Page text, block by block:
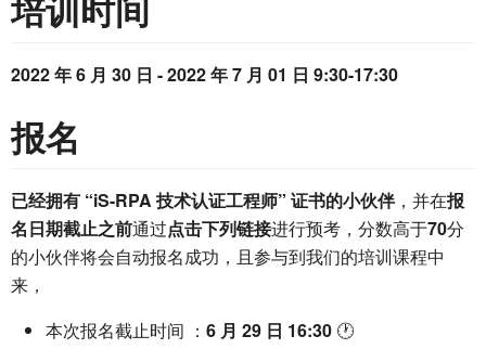
2022 年 6 月 30 日 - 2022 年 7 月 01 日 9:30-17:30
报名
已经拥有 “iS-RPA 技术认证工程师” 证书的小伙伴，并在报
名日期截止之前通过点击下列链接进行预考，分数高于70分
的小伙伴将会自动报名成功，且参与到我们的培训课程中
来，
本次报名截止时间 ： 6 月 29 日 16:30 🕐